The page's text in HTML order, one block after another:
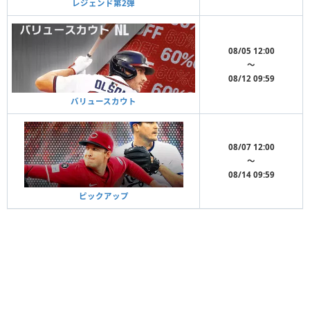
レジェンド第2弾
バリュースカウト
08/05 12:00
〜
08/12 09:59
ピックアップ
08/07 12:00
〜
08/14 09:59